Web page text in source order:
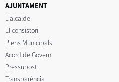
AJUNTAMENT
L'alcalde
El consistori
Plens Municipals
Acord de Govern
Pressupost
Transparència